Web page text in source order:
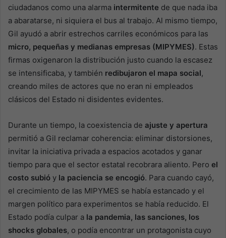
ciudadanos como una alarma intermitente de que nada iba
a abaratarse, ni siquiera el bus al trabajo. Al mismo tiempo,
Gil ayudó a abrir estrechos carriles económicos para las
micro, pequeñas y medianas empresas (MIPYMES). Estas
firmas oxigenaron la distribución justo cuando la escasez
se intensificaba, y también redibujaron el mapa social,
creando miles de actores que no eran ni empleados
clásicos del Estado ni disidentes evidentes.
Durante un tiempo, la coexistencia de ajuste y apertura
permitió a Gil reclamar coherencia: eliminar distorsiones,
invitar la iniciativa privada a espacios acotados y ganar
tiempo para que el sector estatal recobrara aliento. Pero el
costo subió y la paciencia se encogió. Para cuando cayó,
el crecimiento de las MIPYMES se había estancado y el
margen político para experimentos se había reducido. El
Estado podía culpar a la pandemia, las sanciones, los
shocks globales, o podía encontrar un protagonista cuyo